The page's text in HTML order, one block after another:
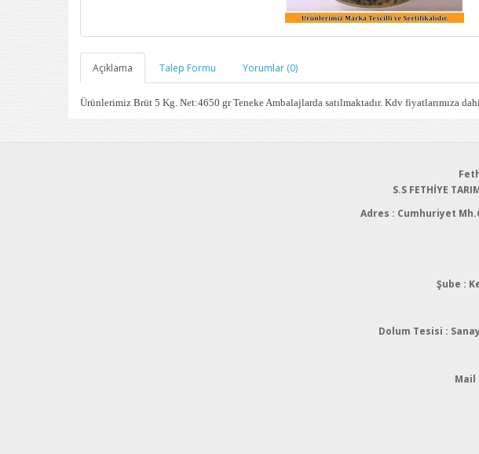
Açıklama Talep Formu Yorumlar (0)
Ürünlerimiz Brüt 5 Kg. Net:4650 gr Teneke Ambalajlarda satılmaktadır. Kdv fiyatlarımıza
S.S FETHİYE
Adres : Cumhuriyet
Şube :
Dolum Tesisi :
Mail